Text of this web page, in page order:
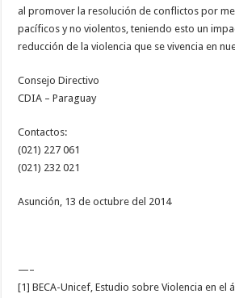
al promover la resolución de conflictos por
pacíficos y no violentos, teniendo esto un
reducción de la violencia que se vivencia en
Consejo Directivo
CDIA – Paraguay
Contactos:
(021) 227 061
(021) 232 021
Asunción, 13 de octubre del 2014
—–
[1] BECA-Unicef, Estudio sobre Violencia en el